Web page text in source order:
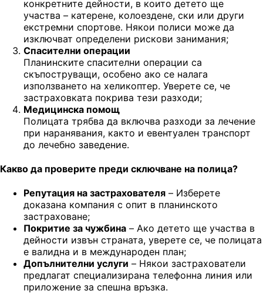
конкретните дейности, в които детето ще
участва – катерене, колоездене, ски или други
екстремни спортове. Някои полиси може да
изключват определени рискови занимания;
Спасителни операции
Планинските спасителни операции са
скъпоструващи, особено ако се налага
използването на хеликоптер. Уверете се, че
застраховката покрива тези разходи;
Медицинска помощ
Полицата трябва да включва разходи за лечение
при наранявания, както и евентуален транспорт
до лечебно заведение.
Какво да проверите преди сключване на полица?
Репутация на застрахователя – Изберете
доказана компания с опит в планинското
застраховане;
Покритие за чужбина – Ако детето ще участва в
дейности извън страната, уверете се, че полицата
е валидна и в международен план;
Допълнителни услуги – Някои застрахователи
предлагат специализирана телефонна линия или
приложение за спешна връзка.